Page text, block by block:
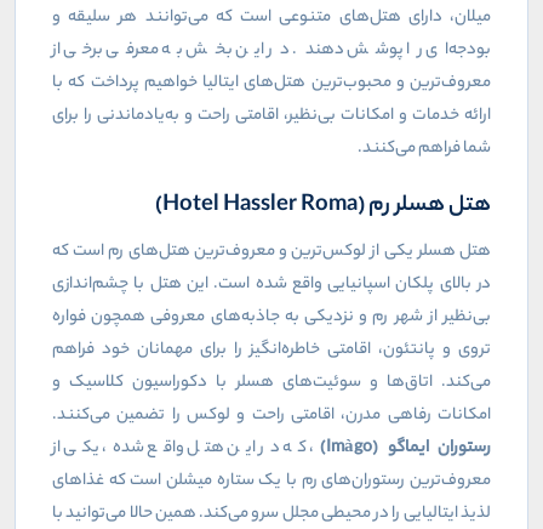
میلان، دارای هتل‌های متنوعی است که می‌توانند هر سلیقه و
بودجه‌ای را پوشش دهند. در این بخش به معرفی برخی از
معروف‌ترین و محبوب‌ترین هتل‌های ایتالیا خواهیم پرداخت که با
ارائه خدمات و امکانات بی‌نظیر، اقامتی راحت و به‌یادماندنی را برای
شما فراهم می‌کنند.
هتل هسلر رم (Hotel Hassler Roma)
هتل هسلر یکی از لوکس‌ترین و معروف‌ترین هتل‌های رم است که
در بالای پلکان اسپانیایی واقع شده است. این هتل با چشم‌اندازی
بی‌نظیر از شهر رم و نزدیکی به جاذبه‌های معروفی همچون فواره
تروی و پانتئون، اقامتی خاطره‌انگیز را برای مهمانان خود فراهم
می‌کند. اتاق‌ها و سوئیت‌های هسلر با دکوراسیون کلاسیک و
امکانات رفاهی مدرن، اقامتی راحت و لوکس را تضمین می‌کنند.
رستوران ایماگو (Imàgo)
، که در این هتل واقع شده، یکی از
معروف‌ترین رستوران‌های رم با یک ستاره میشلن است که غذاهای
لذیذ ایتالیایی را در محیطی مجلل سرو می‌کند. همین حالا می‌توانید با